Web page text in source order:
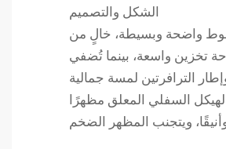
الشكل والتصميم
واضحة وبسيطة، خالٍ من
تخزين واسعة، بينما تُضفي
الترافرتين لمسة جمالية
السفلي المعلق مظهرًا